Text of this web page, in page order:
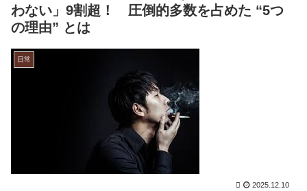
Z NEW! (8/10 05:04)
野久保直樹、久々の近影に驚きの声「元気そう」「懐
かしい」 / まとめるZ
猫って枕っていうか、何かに頭乗せて寝るの好きじゃ
ない？【再】 / まとめるZ
【あんこ】やる夫は神州日乃本をダイスで旅をする
【なんちゃって武侠モノ】 第13話 すみません、師匠。
ちょっとばかり弟子の両腕をへし折ってくれませんか /
(8/10 05:03)
【交通】「アラームが壊れていた」名古屋市バスの30
歳運転手が待機中に車内で居眠り 47分遅れで運行⋯ /
NEWまとめサイトアンテナ！
NEW!
工場配属ワイ「え？この謎の部品を謎の薬液に漬けて
真空ガマで浸透させたあとお湯で固めればええんです
わない」9割超！ 圧倒的多数を占めた “5つ
の理由” とは
日常
2025.12.10